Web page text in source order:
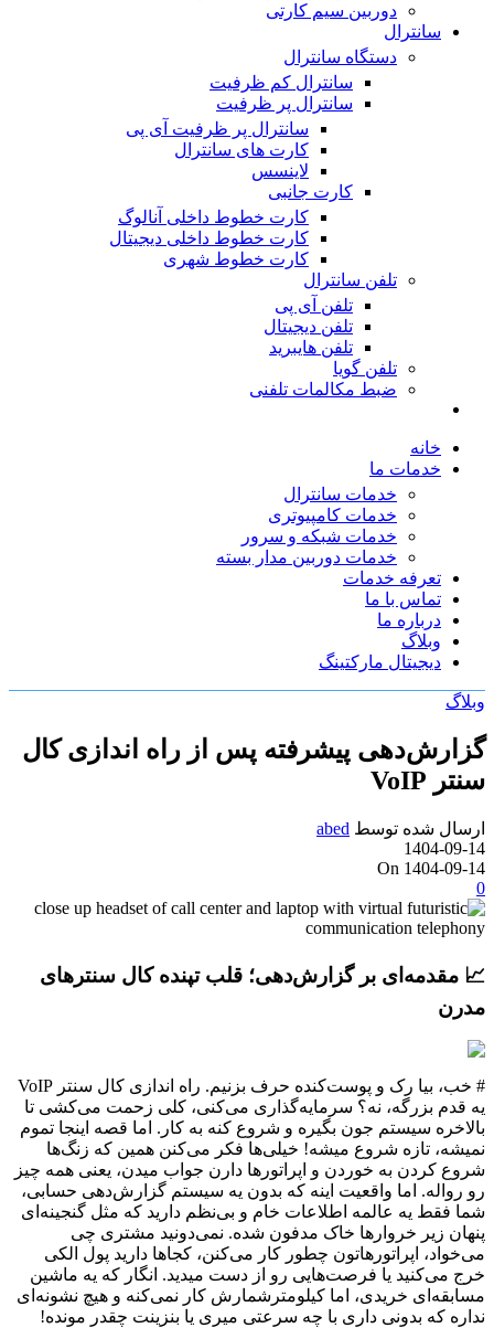
دوربین سیم کارتی
سانترال
دستگاه سانترال
سانترال کم ظرفیت
سانترال پر ظرفیت
سانترال پر ظرفیت آی پی
کارت های سانترال
لاینسس
کارت جانبی
کارت خطوط داخلی آنالوگ
کارت خطوط داخلی دیجیتال
کارت خطوط شهری
تلفن سانترال
تلفن آی پی
تلفن دیجیتال
تلفن هایبرید
تلفن گویا
ضبط مکالمات تلفنی
خانه
خدمات ما
خدمات سانترال
خدمات کامپیوتری
خدمات شبکه و سرور
خدمات دوربین مدار بسته
تعرفه خدمات
تماس با ما
درباره ما
وبلاگ
دیجیتال مارکتینگ
وبلاگ
گزارش‌دهی پیشرفته پس از راه اندازی کال
سنتر VoIP
ارسال شده توسط abed
1404-09-14
On 1404-09-14
0
📈 مقدمه‌ای بر گزارش‌دهی؛ قلب تپنده کال سنترهای
مدرن
# خب، بیا رک و پوست‌کنده حرف بزنیم. راه اندازی کال سنتر VoIP
یه قدم بزرگه، نه؟ سرمایه‌گذاری می‌کنی، کلی زحمت می‌کشی تا
بالاخره سیستم جون بگیره و شروع کنه به کار. اما قصه اینجا تموم
نمیشه، تازه شروع میشه! خیلی‌ها فکر می‌کنن همین که زنگ‌ها
شروع کردن به خوردن و اپراتورها دارن جواب میدن، یعنی همه چیز
رو رواله. اما واقعیت اینه که بدون یه سیستم گزارش‌دهی حسابی،
شما فقط یه عالمه اطلاعات خام و بی‌نظم دارید که مثل گنجینه‌ای
پنهان زیر خروارها خاک مدفون شده. نمی‌دونید مشتری چی
می‌خواد، اپراتورهاتون چطور کار می‌کنن، کجاها دارید پول الکی
خرج می‌کنید یا فرصت‌هایی رو از دست میدید. انگار که یه ماشین
مسابقه‌ای خریدی، اما کیلومترشمارش کار نمی‌کنه و هیچ نشونه‌ای
نداره که بدونی داری با چه سرعتی میری یا بنزینت چقدر مونده!